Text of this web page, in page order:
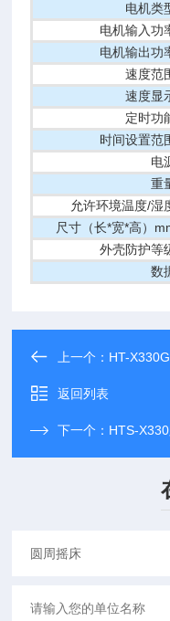
电机类
电机输入功
电机输出功
速度范
速度显
定时功
时间设置范
电
重
允许环境温度/湿
尺寸（长*宽*高）
外壳防护等
数
上一个： HT-
返回列表
下一个： HTS-